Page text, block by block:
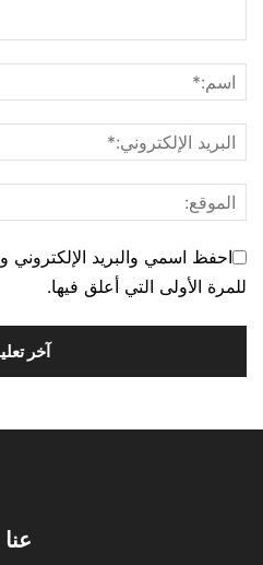
احفظ اسمي والبريد
للمرة الأولى التي أعلق فيها.
عنا